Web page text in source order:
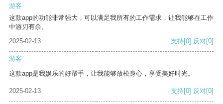
游客
这款app的功能非常强大，可以满足我所有的工作需求，让我能够在工作
中游刃有余。
2025-02-13
支持[0] 反对[0]
游客
这款app是我娱乐的好帮手，让我能够放松身心，享受美好时光。
2025-02-13 支持[0] 反对[0]